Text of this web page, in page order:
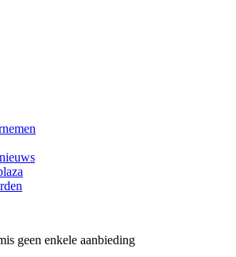
geen enkele aanbieding